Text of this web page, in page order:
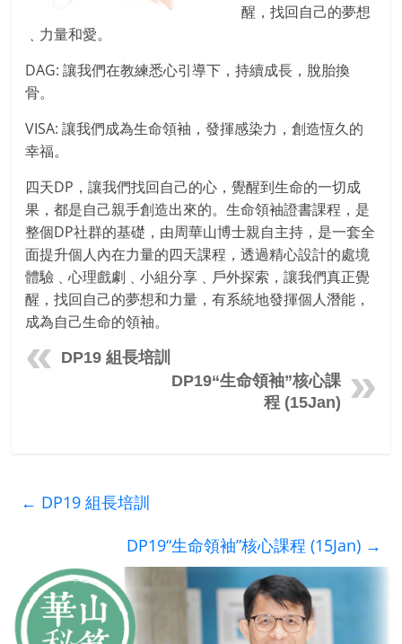
醒，找回自己的夢想
﹑力量和愛。
DAG: 讓我們在教練悉心引導下，持續成長，脫胎換
骨。
VISA: 讓我們成為生命領袖，發揮感染力，創造恆久的
幸福。
四天DP，讓我們找回自己的心，覺醒到生命的一切成
果，都是自己親手創造出來的。生命領袖證書課程，是
整個DP社群的基礎，由周華山博士親自主持，是一套全
面提升個人內在力量的四天課程，透過精心設計的處境
體驗﹑心理戲劇﹑小組分享﹑戶外探索，讓我們真正覺
醒，找回自己的夢想和力量，有系統地發揮個人潛能，
成為自己生命的領袖。
DP19 組長培訓
DP19“生命領袖”核心課
程 (15Jan)
← DP19 組長培訓
DP19“生命領袖”核心課程 (15Jan) →